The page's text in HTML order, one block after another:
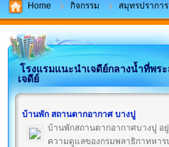
Home กิจกรรม สมุทรปราการ
โรงแรมแนะนำเจดีย์กลางน้ำที่พร
เจดีย์
บ้านพัก สถานตากอากาศ บางปู
บ้านพักสถานตากอากาศบางปู อ
ความดูแลของกรมพลาธิกาทหาร